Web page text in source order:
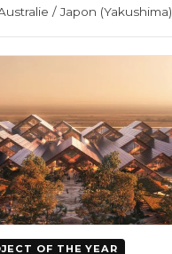
/ Japon (Yakushima)
OF THE YEAR